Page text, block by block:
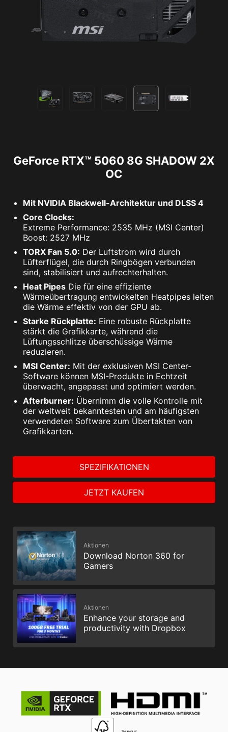
GeForce RTX™ 5060 8G SHADOW 2X
OC
Mit NVIDIA Blackwell-Architektur und DLSS 4
Core Clocks:
Extreme Performance: 2535 MHz (MSI Center)
Boost: 2527 MHz
TORX Fan 5.0: Der Luftstrom wird durch
Lüfterflügel, die durch Ringbögen verbunden
sind, stabilisiert und aufrechterhalten.
Heat Pipes Die für eine effiziente
Wärmeübertragung entwickelten Heatpipes leiten
die Wärme effektiv von der GPU ab.
Starke Rückplatte: Eine robuste Rückplatte
stärkt die Grafikkarte, während die
Lüftungsschlitze überschüssige Wärme
reduzieren.
MSI Center: Mit der exklusiven MSI Center-
Software können MSI-Produkte in Echtzeit
überwacht, angepasst und optimiert werden.
Afterburner: Übernimm die volle Kontrolle mit
der weltweit bekanntesten und am häufigsten
verwendeten Software zum Übertakten von
Grafikkarten.
SPEZIFIKATIONEN
JETZT KAUFEN
Aktionen
Download Norton 360 for
Gamers
Aktionen
Enhance your storage and
productivity with Dropbox